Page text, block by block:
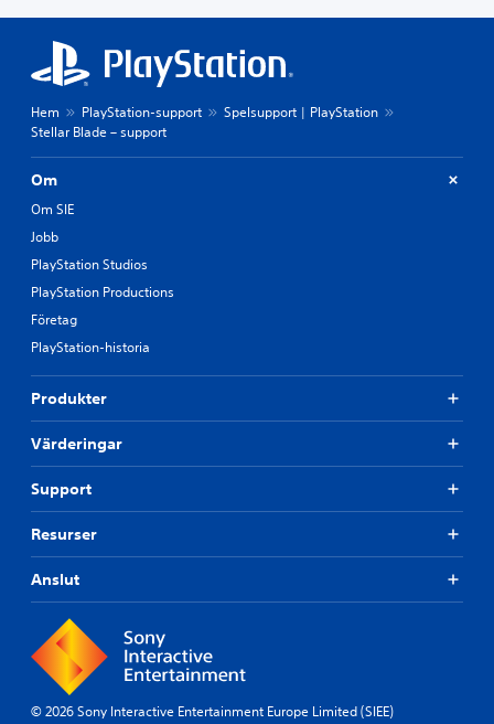
Hem PlayStation-support
Spelsupport | PlayStation
Stellar Blade – support
Om
Om SIE
Jobb
PlayStation Studios
PlayStation Productions
Företag
PlayStation-historia
Produkter
Värderingar
Support
Resurser
Anslut
© 2026 Sony Interactive Entertainment Europe Limited (SIEE)